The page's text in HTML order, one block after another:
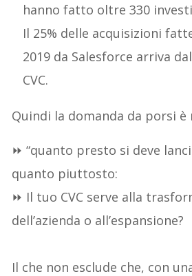
hanno fatto oltre 330
Il 25% delle acquisizioni
2019 da Salesforce arriva
CVC.
Quindi la domanda da porsi è
⏩ “quanto presto si deve
quanto piuttosto:
⏩ Il tuo CVC serve alla
dell’azienda o all’espansione?
Il che non esclude che, con